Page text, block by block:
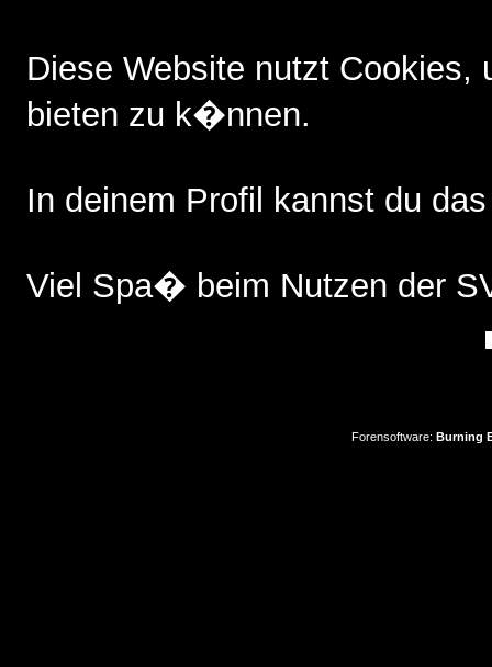
Diese Website nutzt
bieten zu k�nnen.
In deinem Profil kannst du
Viel Spa� beim Nutzen der
Forensoftware: Burning